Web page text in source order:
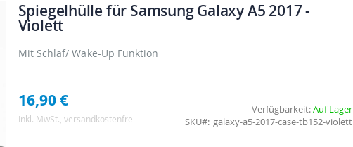
Spiegelhülle für Samsung Galaxy A5 2017 -
Violett
Mit Schlaf/ Wake-Up Funktion
16,90 €
Inkl. MwSt., versandkostenfrei
Verfügbarkeit:Auf Lager
SKU
galaxy-a5-2017-case-tb152-violett